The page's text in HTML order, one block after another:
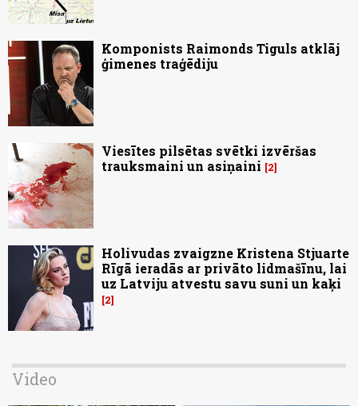
Komponists Raimonds Tiguls atklāj
ģimenes traģēdiju
Viesītes pilsētas svētki izvēršas
trauksmaini un asiņaini
2
Holivudas zvaigzne Kristena Stjuarte
Rīgā ieradās ar privāto lidmašīnu, lai
uz Latviju atvestu savu suni un kaķi
2
Video